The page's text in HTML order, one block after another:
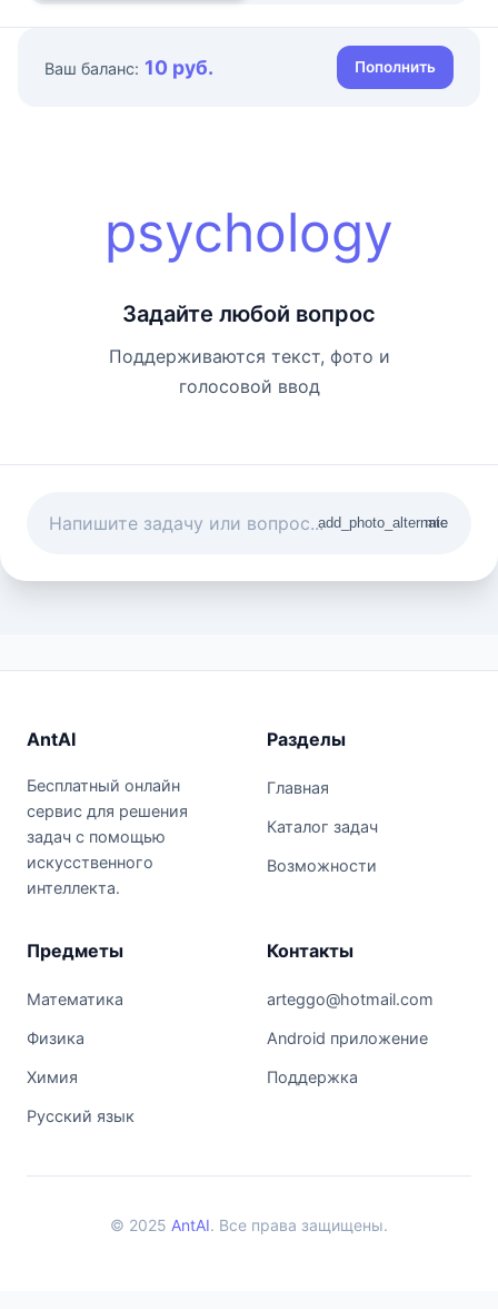
Ваш баланс: 10 руб. Пополнить
psychology
Задайте любой вопрос
Поддерживаются текст, фото и
голосовой ввод
add_photo_alternate
mic
AntAI
Бесплатный онлайн
сервис для решения
задач с помощью
искусственного
интеллекта.
Разделы
Главная
Каталог задач
Возможности
Предметы
Математика
Физика
Химия
Русский язык
Контакты
arteggo@hotmail.com
Android приложение
Поддержка
© 2025 AntAI. Все права защищены.